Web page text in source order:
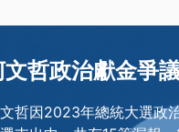
文哲政治獻金爭
哲因2023年總統大選政